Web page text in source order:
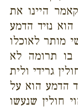
היינו את
נזיד הדמע
מותר לאוכלו
בו תרומה לא
גרידי ולית
הדמע הוא על
חולין שנעשו